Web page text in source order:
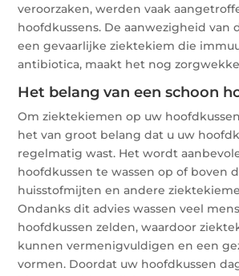
veroorzaken, werden vaak
hoofdkussens. De aanwezigheid van
een gevaarlijke ziektekiem die
antibiotica, maakt het nog
Het belang van een schoon
Om ziektekiemen op uw
het van groot belang dat u uw
regelmatig wast. Het wordt
hoofdkussen te wassen op of boven
huisstofmijten en andere
Ondanks dit advies wassen veel
hoofdkussen zelden, waardoor
kunnen vermenigvuldigen en een
vormen. Doordat uw hoofdkussen